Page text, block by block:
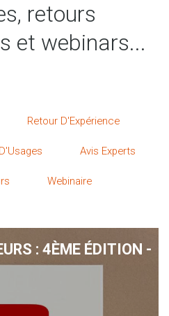
retours
et webinars...
Retour D'Expérience
Avis Experts
Webinaire
: 4ÈME ÉDITION -